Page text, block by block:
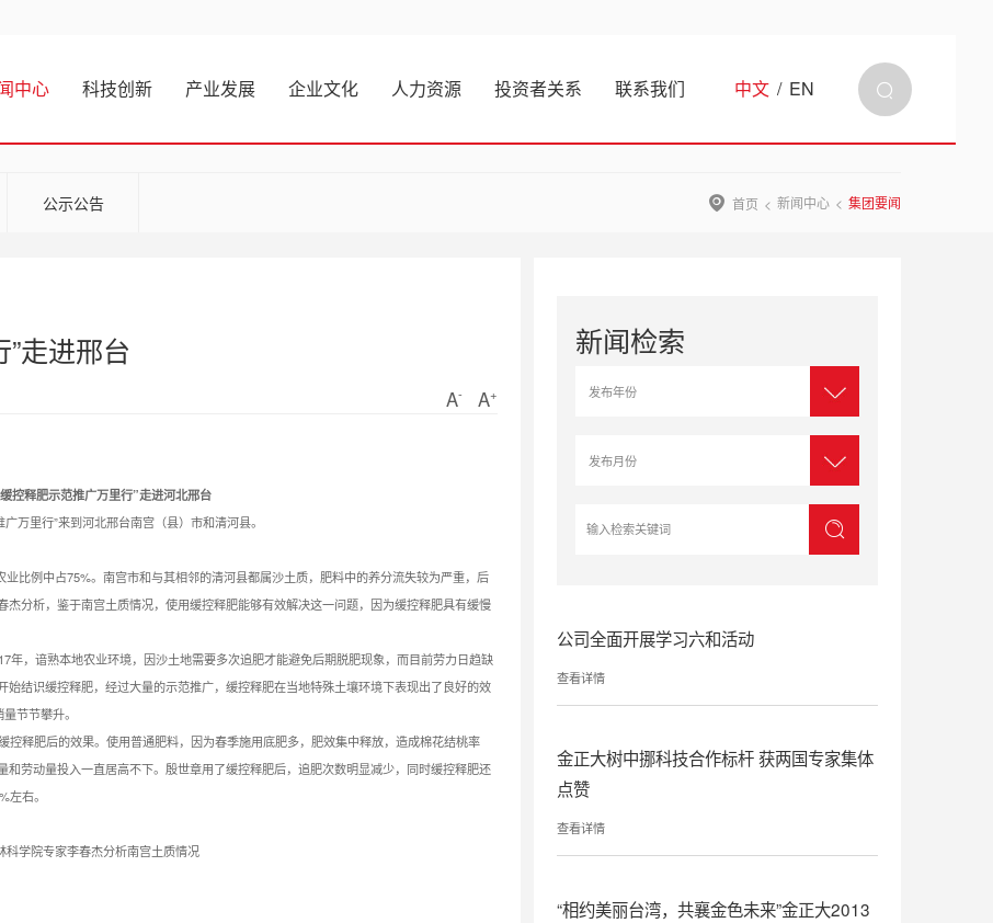
中心 科技创新 产业发展 企业文化 人力资源 投资者关系 联系我们 中文 / EN
公示公告 首页 新闻中心 集团要闻
走进邢台
A- A+
控释肥示范推广万里行”走进河北邢台
行”来到河北邢台南宫（县）市和清河县。
比例中占75%。南宫市和与其相邻的清河县都属沙土质，肥料中的养分流失较为严重，后
分析，鉴于南宫土质情况，使用缓控释肥能够有效解决这一问题，因为缓控释肥具有缓慢
，谙熟本地农业环境，因沙土地需要多次追肥才能避免后期脱肥现象，而目前劳力日趋缺
结识缓控释肥，经过大量的示范推广，缓控释肥在当地特殊土壤环境下表现出了良好的效
节节攀升。
释肥后的效果。使用普通肥料，因为春季施用底肥多，肥效集中释放，造成棉花结桃率
劳动量投入一直居高不下。殷世章用了缓控释肥后，追肥次数明显减少，同时缓控释肥还
右。
科学院专家李春杰分析南宫土质情况
新闻检索
公司全面开展学习六和活动
查看详情
金正大树中挪科技合作标杆 获两国专家集体
点赞
查看详情
“相约美丽台湾，共襄金色未来”金正大2013